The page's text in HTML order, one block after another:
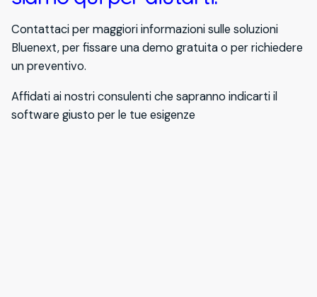
Contattaci per maggiori informazioni sulle soluzioni
Bluenext, per fissare una demo gratuita o per richiedere
un preventivo.
Affidati ai nostri consulenti che sapranno indicarti il
software giusto per le tue esigenze